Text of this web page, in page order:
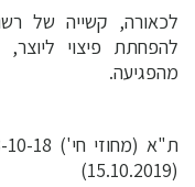
לכאורה, קשייה של
להפחתת פיצוי ליוצר,
מהפגיעה.
ת"א (מחוזי חי') 26863-10-18
(15.10.2019)